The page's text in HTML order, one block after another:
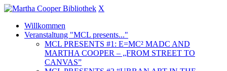
X
Willkommen
Veranstaltung "MCL presents..."
MCL PRESENTS #1: E=MC² MADC AND
MARTHA COOPER – „FROM STREET TO
CANVAS”